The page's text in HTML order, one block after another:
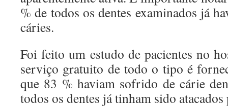
% de todos os dentes examinados já
cáries.
Foi feito um estudo de pacientes no
serviço gratuito de todo o tipo é
que 83 % haviam sofrido de cárie
todos os dentes já tinham sido